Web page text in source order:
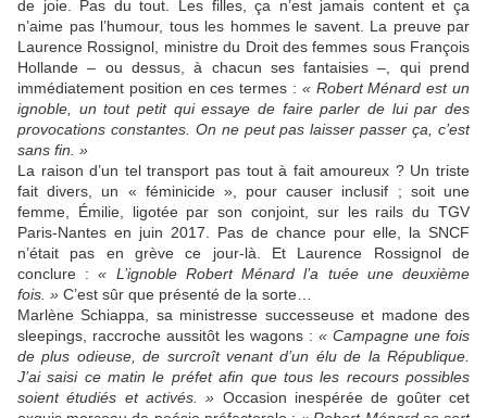
de joie. Pas du tout. Les filles, ça n’est jamais content et ça
n’aime pas l’humour, tous les hommes le savent. La preuve par
Laurence Rossignol, ministre du Droit des femmes sous François
Hollande – ou dessus, à chacun ses fantaisies –, qui prend
immédiatement position en ces termes : « Robert Ménard est un
ignoble, un tout petit qui essaye de faire parler de lui par des
provocations constantes. On ne peut pas laisser passer ça, c’est
sans fin. »
La raison d’un tel transport pas tout à fait amoureux ? Un triste
fait divers, un « féminicide », pour causer inclusif ; soit une
femme, Émilie, ligotée par son conjoint, sur les rails du TGV
Paris-Nantes en juin 2017. Pas de chance pour elle, la SNCF
n’était pas en grève ce jour-là. Et Laurence Rossignol de
conclure :« L’ignoble Robert Ménard l’a tuée une deuxième
fois. » C’est sûr que présenté de la sorte…
Marlène Schiappa, sa ministresse successeuse et madone des
sleepings, raccroche aussitôt les wagons : « Campagne une fois
de plus odieuse, de surcroît venant d’un élu de la République.
J’ai saisi ce matin le préfet afin que tous les recours possibles
soient étudiés et activés. » Occasion inespérée de goûter cet